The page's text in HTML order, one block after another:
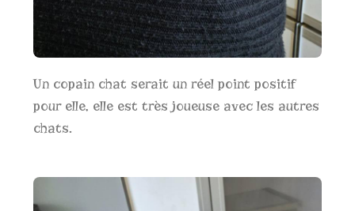
Un copain chat serait un réel point positif
pour elle, elle est très joueuse avec les autres
chats.